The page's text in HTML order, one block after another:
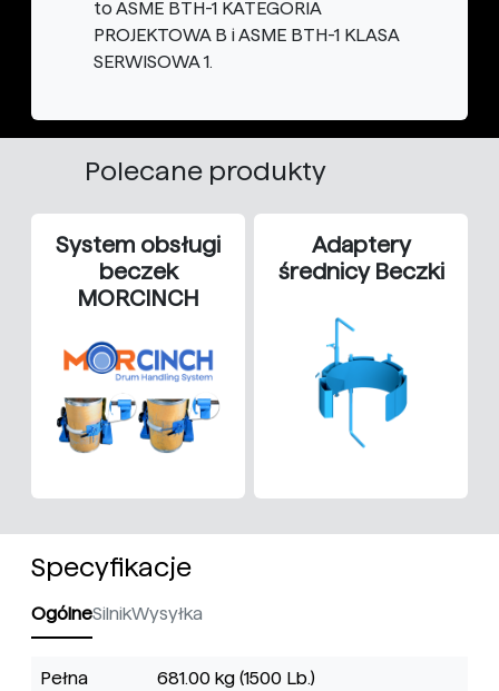
to ASME BTH-1 KATEGORIA
PROJEKTOWA B i ASME BTH-1 KLASA
SERWISOWA 1.
Polecane produkty
System obsługi
beczek
MORCINCH
Adaptery
średnicy Beczki
Specyfikacje
OgólneSilnikWysyłka
Pełna
681.00 kg (1500 Lb.)